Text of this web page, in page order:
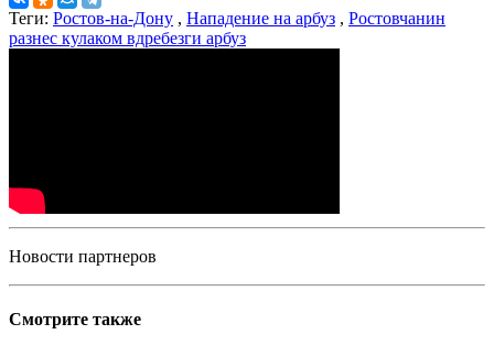
Теги: Ростов-на-Дону , Нападение на арбуз , Ростовчанин
разнес кулаком вдребезги арбуз
Новости партнеров
Смотрите также